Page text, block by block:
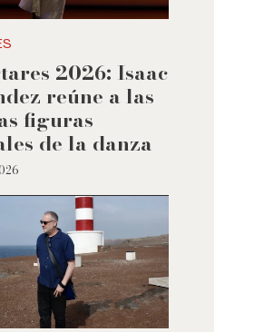
2026: Isaac
reúne a las
figuras
de la danza